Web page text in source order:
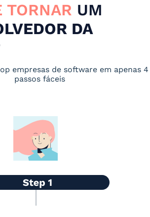
TORNAR UM
DA
empresas de software em apenas 4
passos fáceis